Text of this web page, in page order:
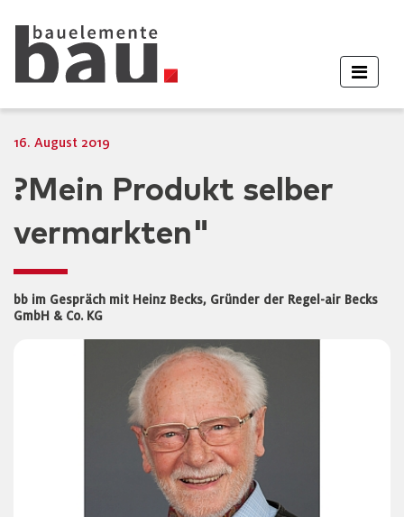
16. August 2019
?Mein Produkt selber
vermarkten"
bb im Gespräch mit Heinz Becks, Gründer der Regel-air Becks
GmbH & Co. KG